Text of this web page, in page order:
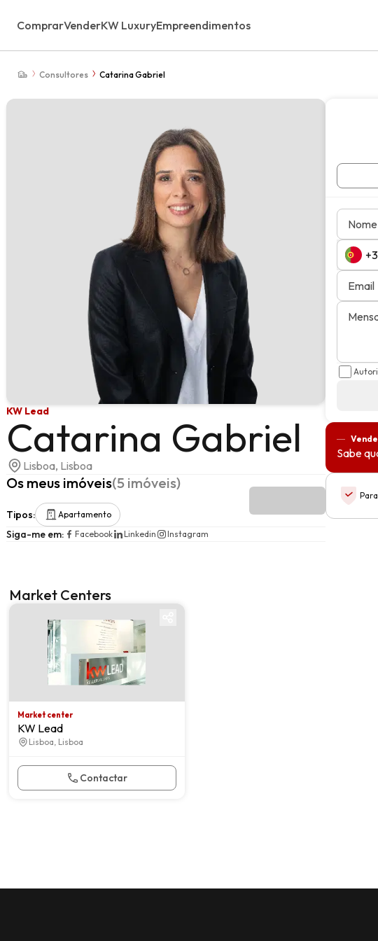
ComprarVenderKW LuxuryEmpreendimentos
Consultores Catarina Gabriel
KW Lead
Catarina Gabriel
Lisboa, Lisboa
Os meus imóveis(5 imóveis)
Tipos: Apartamento
Siga-me em: Facebook Linkedin Instagram
Market Centers
Market center
KW Lead
Lisboa, Lisboa
Contactar
Nome
Email
Sabe